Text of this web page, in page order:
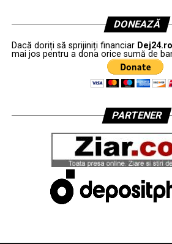
DONEAZĂ
Dacă doriți să sprijiniți financiar Dej24.ro
mai jos pentru a dona orice sumă de
PARTENER